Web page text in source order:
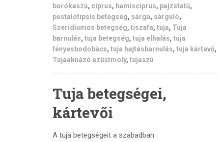
borókaszú, ciprus, hamisciprus, pajzstatű,
pestalotipsis betegség, sárga, sárguló,
Szeridiumos betegség, tiszafa, tuja, Tuja
barnulás, tuja betegség, tuja elhalás, tuja
fényesbodobács, tuja hajtásbarnulás, tuja kártevő,
Tujaaknázó ezüstmoly, tujaszú
Tuja betegségei,
kártevői
A tuja betegségeit a szabadban